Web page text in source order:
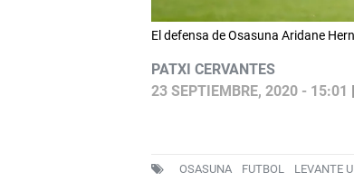
El defensa de Osasuna Aridane
PATXI CERVANTES
23 SEPTIEMBRE, 2020 - 15:01
OSASUNA FUTBOL LEVANTE